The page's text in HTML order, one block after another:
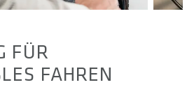
FÜR
FAHREN